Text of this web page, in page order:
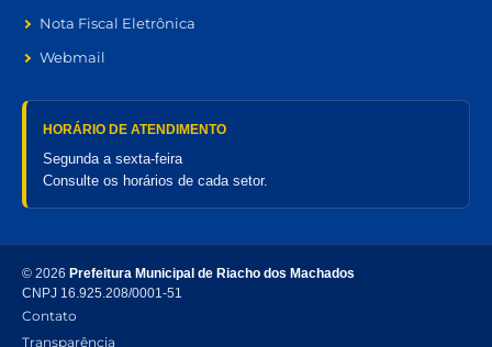
Nota Fiscal Eletrônica
Webmail
HORÁRIO DE ATENDIMENTO
Segunda a sexta-feira
Consulte os horários de cada setor.
© 2026 Prefeitura Municipal de Riacho dos Machados
CNPJ 16.925.208/0001-51
Contato
Transparência